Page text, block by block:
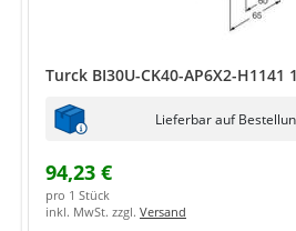
Turck BI30U-CK40-AP6X2-H1141
Lieferbar auf
94,23 €
pro 1 Stück
inkl. MwSt. zzgl. Versand